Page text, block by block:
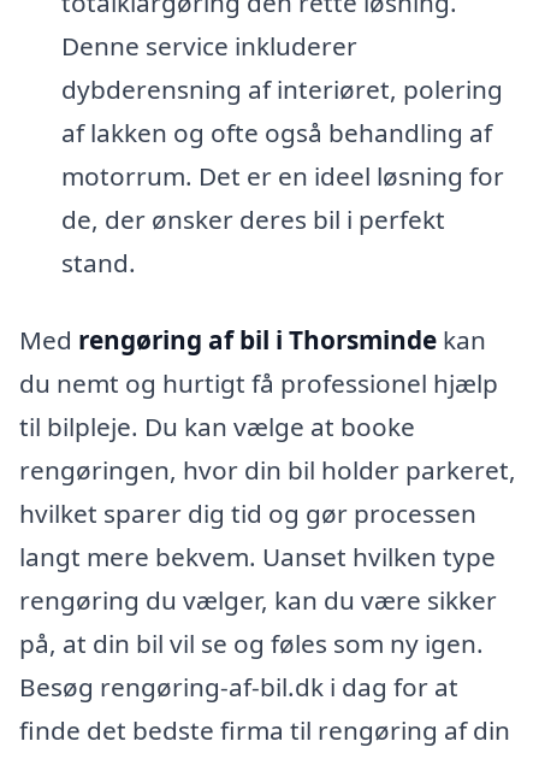
Denne service inkluderer
dybderensning af interiøret, polering
af lakken og ofte også behandling af
motorrum. Det er en ideel løsning for
de, der ønsker deres bil i perfekt
stand.
Med rengøring af bil i Thorsminde kan
du nemt og hurtigt få professionel hjælp
til bilpleje. Du kan vælge at booke
rengøringen, hvor din bil holder parkeret,
hvilket sparer dig tid og gør processen
langt mere bekvem. Uanset hvilken type
rengøring du vælger, kan du være sikker
på, at din bil vil se og føles som ny igen.
Besøg rengøring-af-bil.dk i dag for at
finde det bedste firma til rengøring af din